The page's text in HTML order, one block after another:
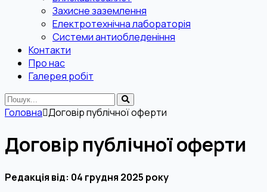
Захисне заземлення
Електротехнічна лабораторія
Системи антиобледеніння
Контакти
Про нас
Галерея робіт
Головна Договір публічної оферти
Договір публічної оферти
Редакція від: 04 грудня 2025 року